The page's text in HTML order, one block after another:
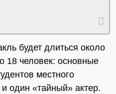
будет длиться около
18 человек: основные
местного
и один «тайный» актер.